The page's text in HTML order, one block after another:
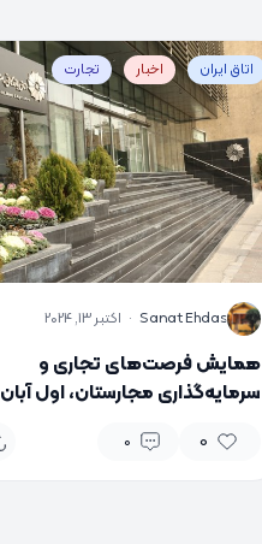
اتاق ایران اخبار تجارت
S
Sanat Ehdas
· اکتبر 13, 2024
همایش فرصت‌های تجاری و
سرمایه‌گذاری مجارستان، اول آبان
0
0